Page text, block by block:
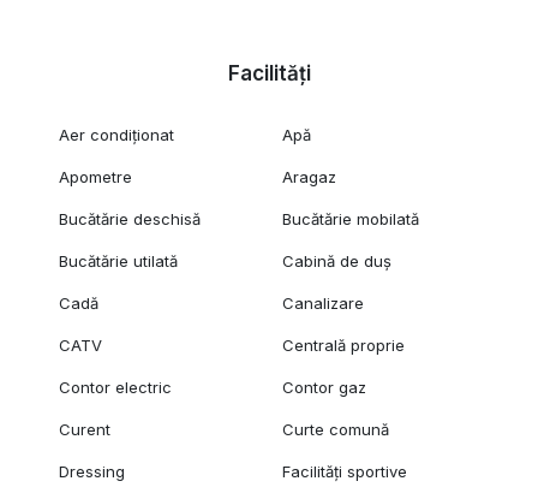
Facilități
Aer condiționat Apă
Apometre Aragaz
Bucătărie deschisă Bucătărie mobilată
Bucătărie utilată Cabină de duș
Cadă Canalizare
CATV Centrală proprie
Contor electric Contor gaz
Curent Curte comună
Dressing Facilități sportive